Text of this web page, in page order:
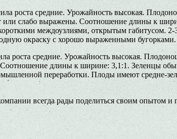
роста средние. Урожайность высокая.
слабо выражены. Соотношение длины к
междоузлиями, открытым габитусом. 2-
окраску с хорошо выраженными бугорками.
роста средние. Урожайность высокая.
длины к ширине: 3,1:1. Зеленцы
переработки. Плоды имеют средне-
всегда рады поделиться своим опытом и